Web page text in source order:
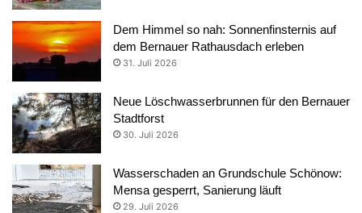
Dem Himmel so nah: Sonnenfinsternis auf
dem Bernauer Rathausdach erleben
31. Juli 2026
Neue Löschwasserbrunnen für den Bernauer
Stadtforst
30. Juli 2026
Wasserschaden an Grundschule Schönow:
Mensa gesperrt, Sanierung läuft
29. Juli 2026